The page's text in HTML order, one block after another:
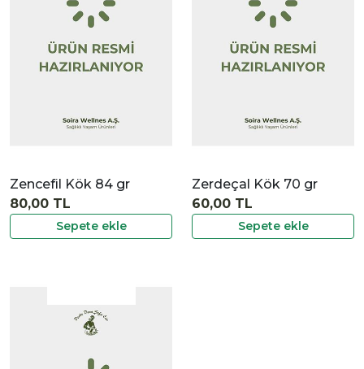
Zencefil Kök 84 gr
Sepete ekle
80,00 TL
Zerdeçal Kök 70 gr
Sepete ekle
60,00 TL